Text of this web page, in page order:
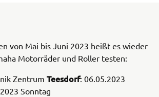
von Mai bis Juni 2023 heißt es wieder
Motorräder und Roller testen:
Zentrum Teesdorf: 06.05.2023
Sonntag